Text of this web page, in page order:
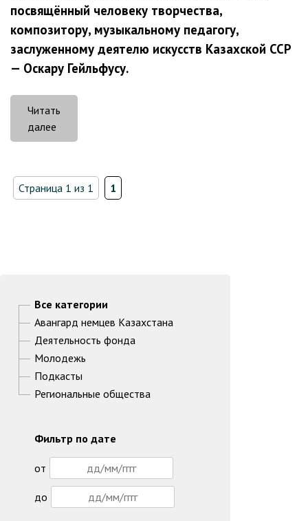
посвящённый человеку творчества,
композитору, музыкальному педагогу,
заслуженному деятелю искусств Казахской ССР
— Оскару Гейльфусу.
Читать
далее
вечер:
классикой
и
Страница 1 из 1 1
Все категории
Авангард немцев Казахстана
Деятельность фонда
Молодежь
Подкасты
Региональные общества
Фильтр по дате
от
до